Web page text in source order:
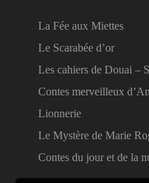
La Fée aux Miettes
Le Scarabée d’or
Les cahiers de Douai –
Contes merveilleux
Lionnerie
Le Mystère de Marie
Contes du jour et de la